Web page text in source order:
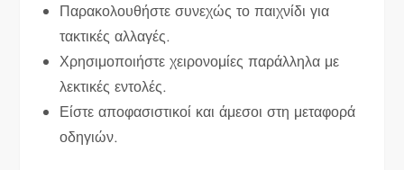
Παρακολουθήστε συνεχώς το παιχνίδι για
τακτικές αλλαγές.
Χρησιμοποιήστε χειρονομίες παράλληλα με
λεκτικές εντολές.
Είστε αποφασιστικοί και άμεσοι στη μεταφορά
οδηγιών.